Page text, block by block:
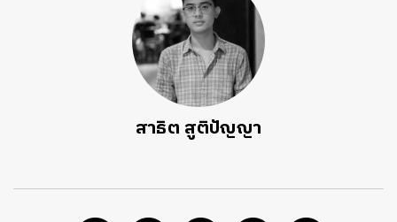
สาธิต สูติปัญญา